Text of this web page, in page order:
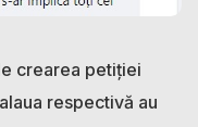
crearea petiției
respectivă au